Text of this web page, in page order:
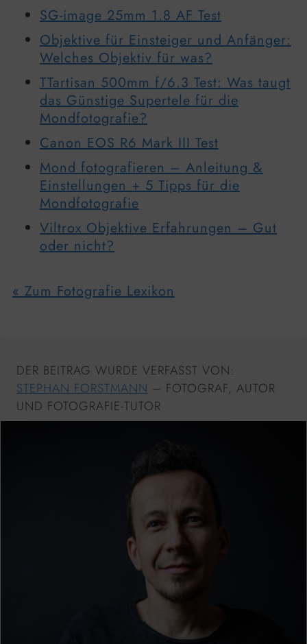
SG-image 25mm 1.8 AF Test
Objektive für Einsteiger und Anfänger:
Welches Objektiv für was?
TTartisan 500mm f/6.3 Test: Was taugt
das Günstige Supertele für die
Mondfotografie?
Canon EOS R6 Mark III Test
Mond fotografieren – Anleitung &
Einstellungen + 5 Tipps für die
Mondfotografie
Viltrox Objektive Erfahrungen – Gut
oder nicht?
« Zum Fotografie Lexikon
DER BEITRAG WURDE VERFASST VON:
STEPHAN FORSTMANN – FOTOGRAF, AUTOR
UND FOTOGRAFIE-TUTOR